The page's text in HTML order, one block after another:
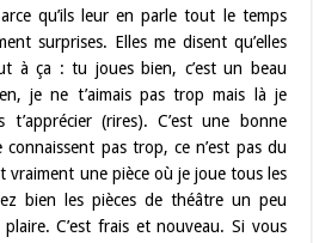
qu’ils leur en parle tout le temps
surprises. Elles me disent qu’elles
à ça : tu joues bien, c’est un beau
je ne t’aimais pas trop mais là je
(rires). C’est une bonne
pas trop, ce n’est pas du
vraiment une pièce où je joue tous les
bien les pièces de théâtre un peu
C’est frais et nouveau. Si vous